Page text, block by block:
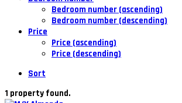
Bedroom number (ascending)
Bedroom number (descending)
Price
Price (ascending)
Price (descending)
Sort
1 property found.